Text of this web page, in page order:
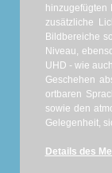
hinzugefügten
zusätzliche
Bildbereiche
Niveau,
UHD - wie
Geschehen
ortbaren
sowie den
Gelegenheit,
Details des